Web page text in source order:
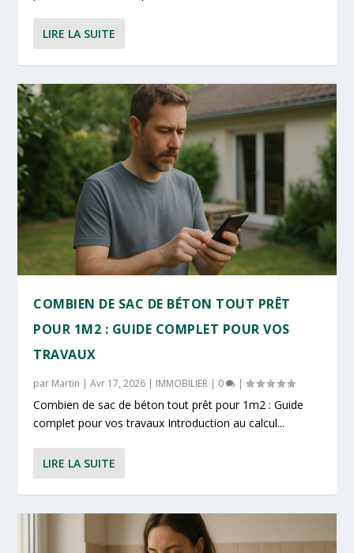
LIRE LA SUITE
COMBIEN DE SAC DE BÉTON TOUT PRÊT
POUR 1M2 : GUIDE COMPLET POUR VOS
TRAVAUX
par Martin |Avr 17, 2026 | IMMOBILIER | 0 |
Combien de sac de béton tout prêt pour 1m2 : Guide
complet pour vos travaux Introduction au calcul...
LIRE LA SUITE